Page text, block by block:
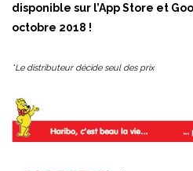
disponible sur l’App Store et
octobre 2018 !
*Le distributeur décide seul des prix